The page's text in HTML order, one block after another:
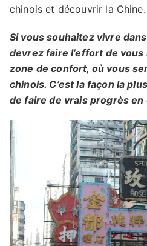
chinois et découvrir la Chine.
Si vous souhaitez vivre
devrez faire l’effort de
zone de confort, où vous
chinois. C’est la façon la
de faire de vrais progrès en